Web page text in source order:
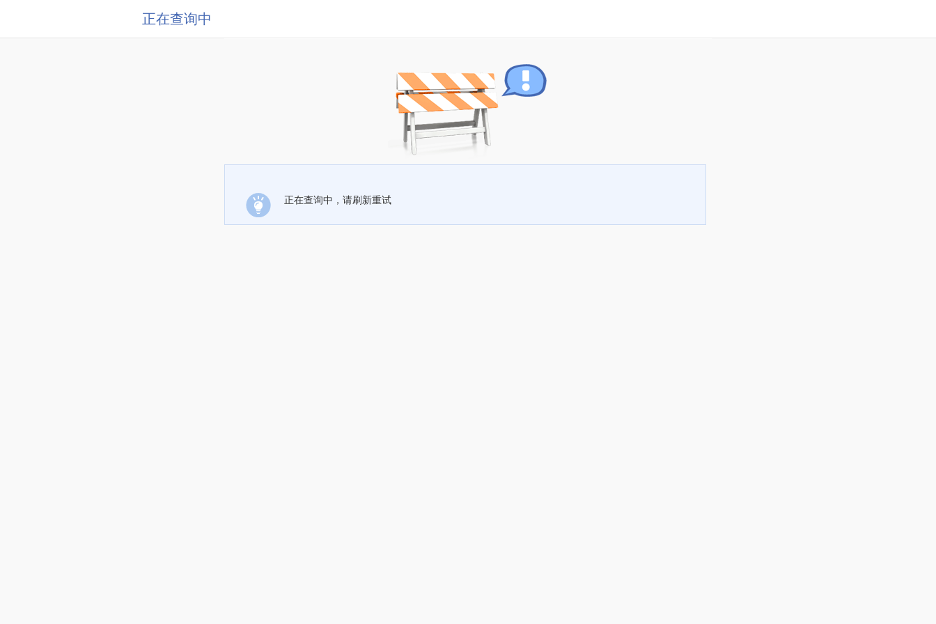
正在查询中
正在查询中，请刷新重试